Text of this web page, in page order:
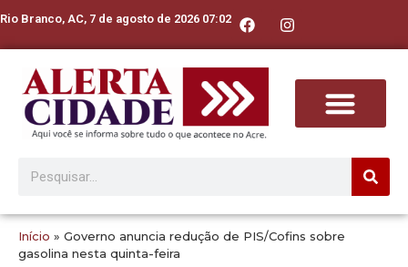
Rio Branco, AC, 7 de agosto de 2026 07:02
Início » Governo anuncia redução de PIS/Cofins sobre
gasolina nesta quinta-feira